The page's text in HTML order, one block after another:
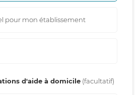
pour mon établissement
d'aide à domicile